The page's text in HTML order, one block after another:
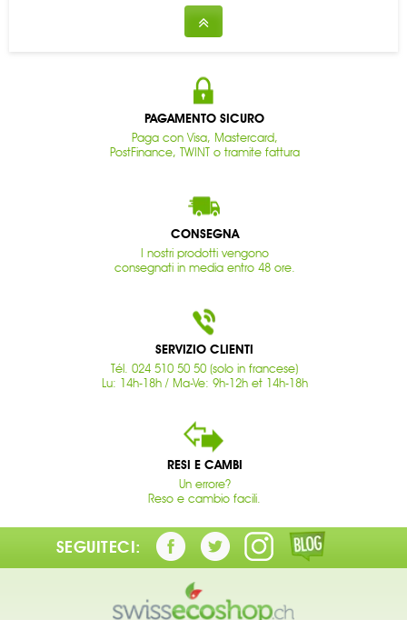
PAGAMENTO SICURO
Paga con Visa, Mastercard,
PostFinance, TWINT o tramite fattura
CONSEGNA
I nostri prodotti vengono
consegnati in media entro 48 ore.
SERVIZIO CLIENTI
Tél. 024 510 50 50 (solo in francese)
Lu: 14h-18h / Ma-Ve: 9h-12h et 14h-18h
RESI E CAMBI
Un errore?
Reso e cambio facili.
SEGUITECI: